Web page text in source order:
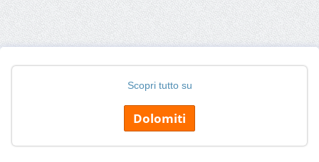
Scopri tutto su
Dolomiti